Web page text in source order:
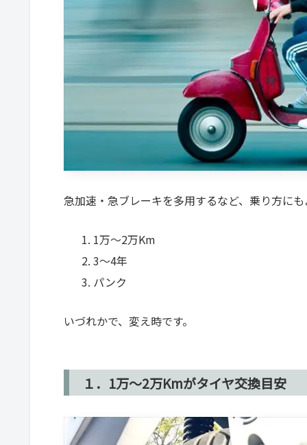
急加速・急ブレーキを多用するなど、乗り方に
1万～2万Km
3～4年
パンク
いづれかで、変え時です。
１．1万～2万Kmがタイヤ交換目安